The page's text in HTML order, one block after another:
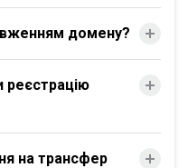
домену?
реєстрацію
на трансфер